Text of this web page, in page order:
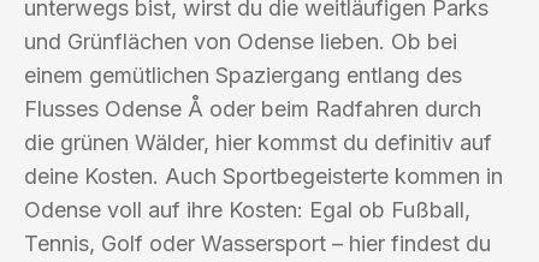
unterwegs bist, wirst du die weitläufigen Parks
und Grünflächen von Odense lieben. Ob bei
einem gemütlichen Spaziergang entlang des
Flusses Odense Å oder beim Radfahren durch
die grünen Wälder, hier kommst du definitiv auf
deine Kosten. Auch Sportbegeisterte kommen in
Odense voll auf ihre Kosten: Egal ob Fußball,
Tennis, Golf oder Wassersport – hier findest du